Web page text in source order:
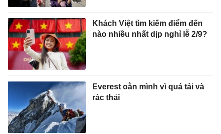
Khách Việt tìm kiếm điểm đến
nào nhiều nhất dịp nghỉ lễ 2/9?
Everest oằn mình vì quá tải và
rác thải